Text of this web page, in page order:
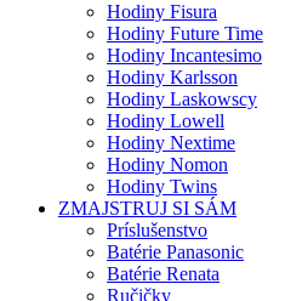
Hodiny Fisura
Hodiny Future Time
Hodiny Incantesimo
Hodiny Karlsson
Hodiny Laskowscy
Hodiny Lowell
Hodiny Nextime
Hodiny Nomon
Hodiny Twins
ZMAJSTRUJ SI SÁM
Príslušenstvo
Batérie Panasonic
Batérie Renata
Ručičky